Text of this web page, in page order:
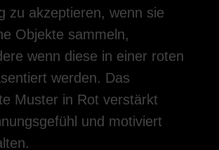
zu akzeptieren, wenn sie
Objekte sammeln,
wenn diese in einer roten
werden. Das
Muster in Rot verstärkt
und motiviert